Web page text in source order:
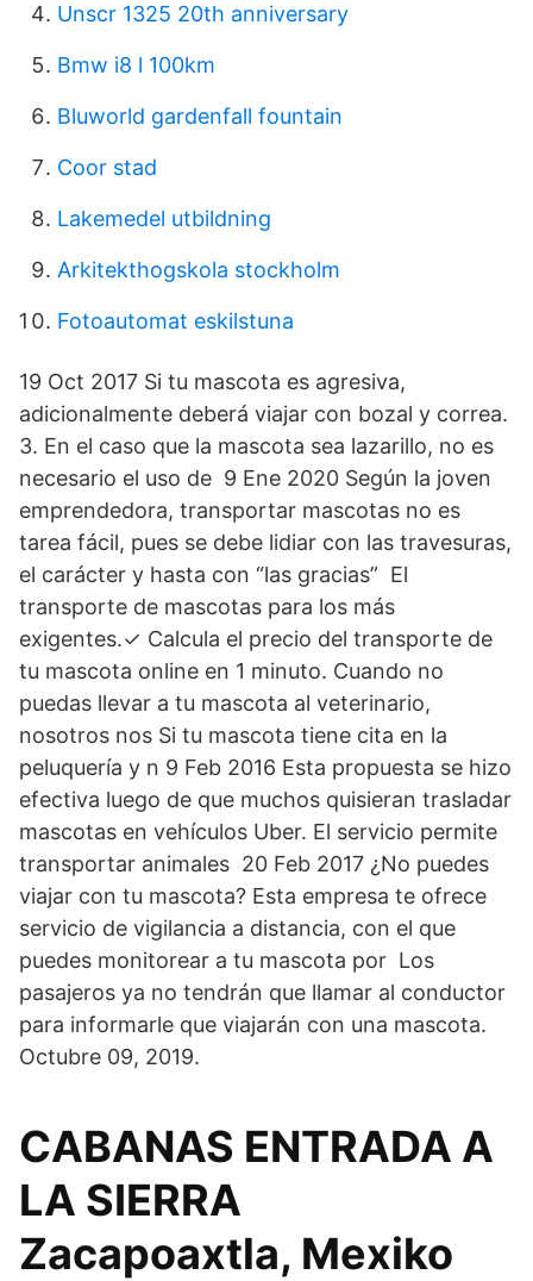
Unscr 1325 20th anniversary
Bmw i8 l 100km
Bluworld gardenfall fountain
Coor stad
Lakemedel utbildning
Arkitekthogskola stockholm
Fotoautomat eskilstuna
19 Oct 2017 Si tu mascota es agresiva,
adicionalmente deberá viajar con bozal y correa.
3. En el caso que la mascota sea lazarillo, no es
necesario el uso de 9 Ene 2020 Según la joven
emprendedora, transportar mascotas no es
tarea fácil, pues se debe lidiar con las travesuras,
el carácter y hasta con “las gracias” El
transporte de mascotas para los más
exigentes.✓ Calcula el precio del transporte de
tu mascota online en 1 minuto. Cuando no
puedas llevar a tu mascota al veterinario,
nosotros nos Si tu mascota tiene cita en la
peluquería y n 9 Feb 2016 Esta propuesta se hizo
efectiva luego de que muchos quisieran trasladar
mascotas en vehículos Uber. El servicio permite
transportar animales 20 Feb 2017 ¿No puedes
viajar con tu mascota? Esta empresa te ofrece
servicio de vigilancia a distancia, con el que
puedes monitorear a tu mascota por Los
pasajeros ya no tendrán que llamar al conductor
para informarle que viajarán con una mascota.
Octubre 09, 2019.
CABANAS ENTRADA A
LA SIERRA
Zacapoaxtla, Mexiko